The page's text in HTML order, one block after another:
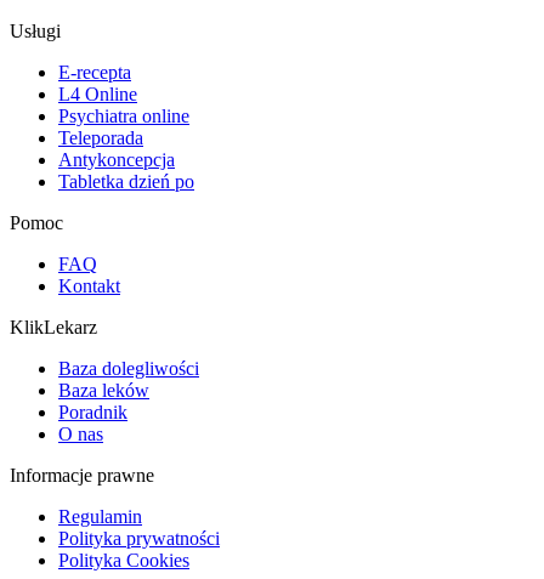
Usługi
E-recepta
L4 Online
Psychiatra online
Teleporada
Antykoncepcja
Tabletka dzień po
Pomoc
FAQ
Kontakt
KlikLekarz
Baza dolegliwości
Baza leków
Poradnik
O nas
Informacje prawne
Regulamin
Polityka prywatności
Polityka Cookies